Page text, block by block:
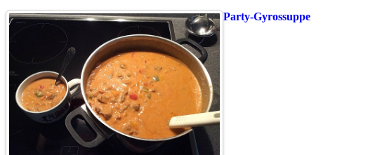
Party-Gyrossuppe